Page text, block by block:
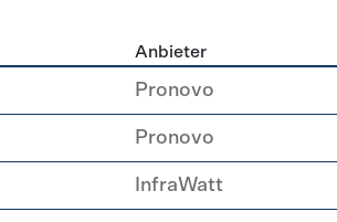
Anbieter
Pronovo
Pronovo
InfraWatt